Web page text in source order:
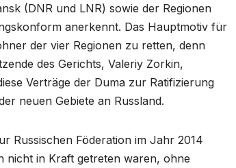
(DNR und LNR) sowie der Regionen
anerkennt. Das Hauptmotiv für
der vier Regionen zu retten, denn
des Gerichts, Valeriy Zorkin,
Verträge der Duma zur Ratifizierung
neuen Gebiete an Russland.
Russischen Föderation im Jahr 2014
nicht in Kraft getreten waren, ohne